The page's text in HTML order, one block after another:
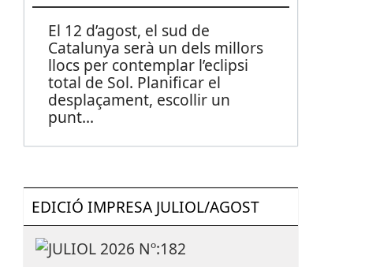
El 12 d’agost, el sud de
Catalunya serà un dels millors
llocs per contemplar l’eclipsi
total de Sol. Planificar el
desplaçament, escollir un
punt...
EDICIÓ IMPRESA JULIOL/AGOST